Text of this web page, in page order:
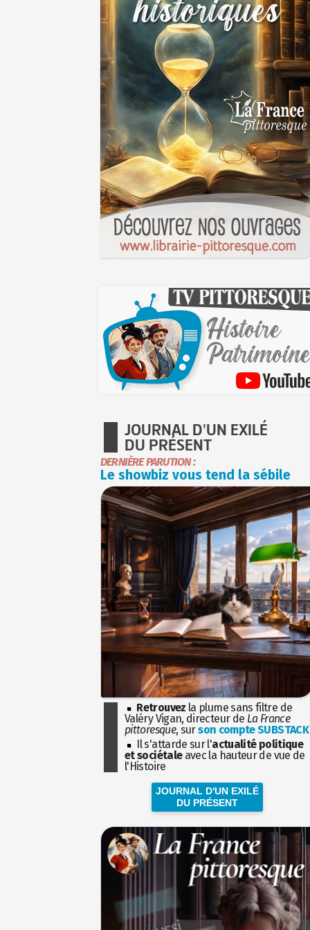
JOURNAL D'UN EXILÉ
DU PRÉSENT
DERNIÈRE PARUTION :
Le showbiz vous tend la sébile
Retrouvez la plume sans filtre de
Valéry Vigan, directeur de La France
pittoresque, surson compte SUBSTACK
Il s'attarde sur l'actualité politique
et sociétaleavec la hauteur de vue de
l'Histoire
JOURNAL D'UN EXILÉ
DU PRÉSENT